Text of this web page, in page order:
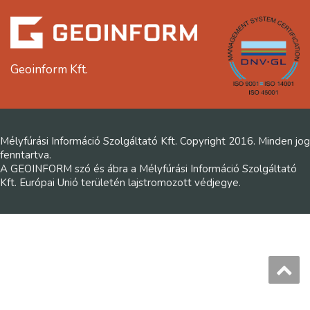
Geoinform Kft.
Mélyfúrási Információ Szolgáltató Kft. Copyright 2016. Minden jog
fenntartva.
A GEOINFORM szó és ábra a Mélyfúrási Információ Szolgáltató
Kft. Európai Unió területén lajstromozott védjegye.